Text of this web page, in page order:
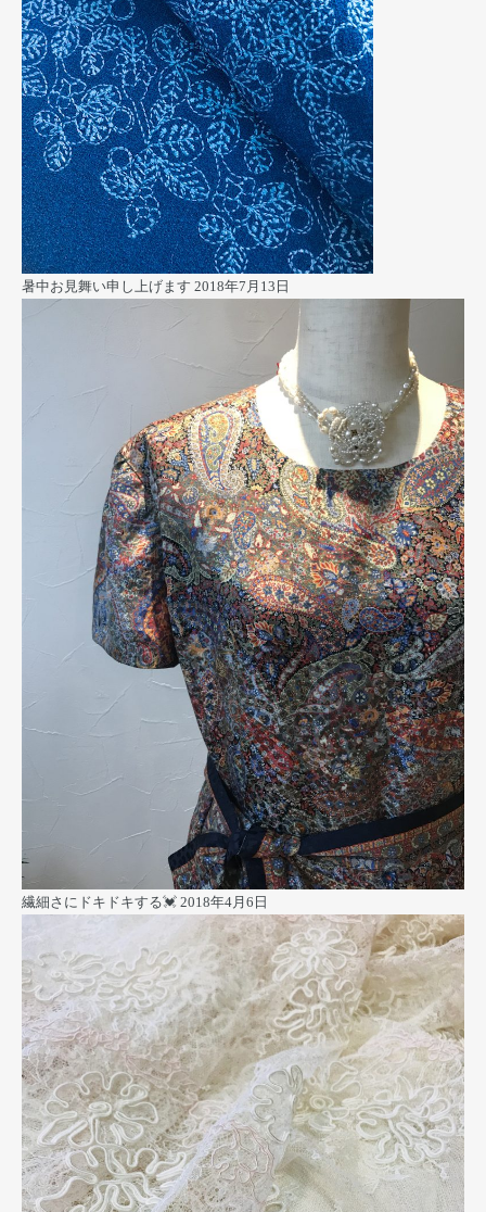
暑中お見舞い申し上げます 2018年7月13日
繊細さにドキドキする💓 2018年4月6日